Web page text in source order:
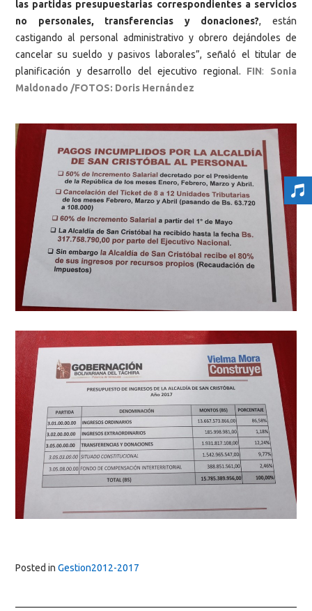
las partidas presupuestarias correspondientes a servicios
no personales, transferencias y donaciones?, están
castigando al personal administrativo y obrero dejándoles de
cancelar su sueldo y pasivos laborales”, señaló el titular de
planificación y desarrollo del ejecutivo regional. FIN: Sonia
Maldonado /FOTOS: Doris Hernández
Posted in Gestion2012-2017